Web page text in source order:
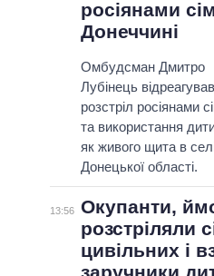
росіянами
Донеччині
Омбудсман Дмитро
Лубінець
розстріл росіянами
та використання
як живого щита в
Донецької області.
13:56 Окупанти,
розстріляли
цивільних і